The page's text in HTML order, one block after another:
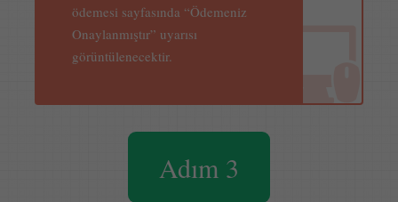
ödemesi sayfasında “Ödemeniz
Onaylanmıştır” uyarısı
görüntülenecektir.
Adım 3